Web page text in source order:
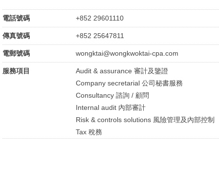
電話號碼 +852 29601110
傳真號碼 +852 25647811
電郵號碼 wongktai@wongkwoktai-cpa.com
服務項目
Audit & assurance 審計及鑒證
Company secretarial 公司秘書服務
Consultancy 諮詢 / 顧問
Internal audit 內部審計
Risk & controls solutions 風險管理及內部控制
Tax 稅務